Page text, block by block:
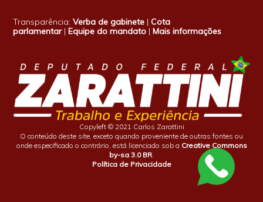
Transparência:Verba de gabinete |Cota
parlamentar|Equipe do mandato |Mais informações
Copyleft © 2021 Carlos Zarattini
O conteúdo deste site, exceto quando proveniente de outras fontes ou
onde especificado o contrário, está licenciado sob a Creative Commons
by-sa 3.0 BR
Política de Privacidade